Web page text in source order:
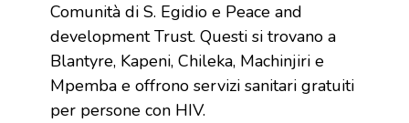
Comunità di S. Egidio e Peace and
development Trust. Questi si trovano a
Blantyre, Kapeni, Chileka, Machinjiri e
Mpemba e offrono servizi sanitari gratuiti
per persone con HIV.